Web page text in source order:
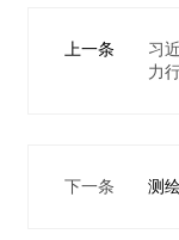
上一条
习
力
下一条 测